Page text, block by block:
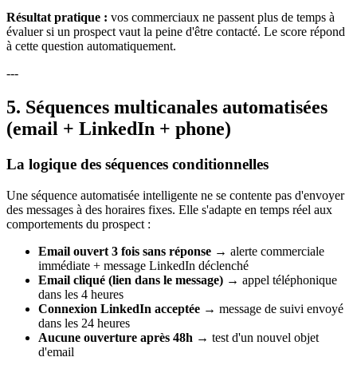
Résultat pratique : vos commerciaux ne passent plus de temps à
évaluer si un prospect vaut la peine d'être contacté. Le score répond
à cette question automatiquement.
---
5. Séquences multicanales automatisées
(email + LinkedIn + phone)
La logique des séquences conditionnelles
Une séquence automatisée intelligente ne se contente pas d'envoyer
des messages à des horaires fixes. Elle s'adapte en temps réel aux
comportements du prospect :
Email ouvert 3 fois sans réponse → alerte commerciale
immédiate + message LinkedIn déclenché
Email cliqué (lien dans le message) → appel téléphonique
dans les 4 heures
Connexion LinkedIn acceptée → message de suivi envoyé
dans les 24 heures
Aucune ouverture après 48h → test d'un nouvel objet
d'email